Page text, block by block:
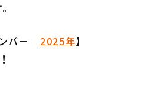
バー 2025年】